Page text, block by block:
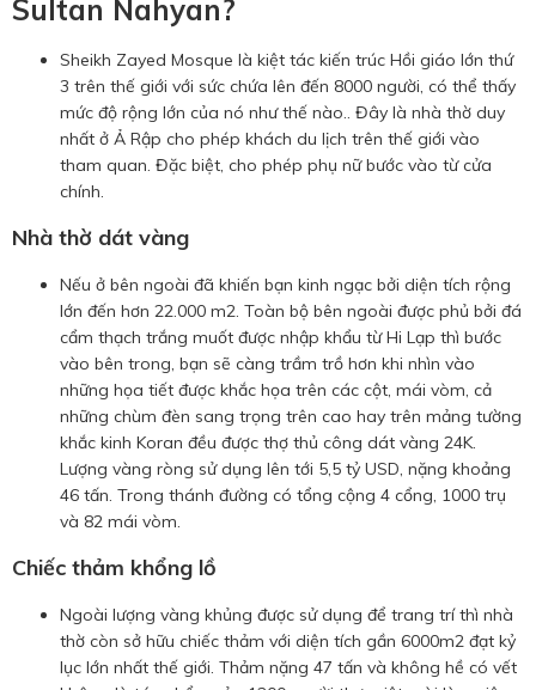
Sultan Nahyan?
Sheikh Zayed Mosque là kiệt tác kiến trúc Hồi giáo lớn thứ
3 trên thế giới với sức chứa lên đến 8000 người, có thể thấy
mức độ rộng lớn của nó như thế nào.. Đây là nhà thờ duy
nhất ở Ả Rập cho phép khách du lịch trên thế giới vào
tham quan. Đặc biệt, cho phép phụ nữ bước vào từ cửa
chính.
Nhà thờ dát vàng
Nếu ở bên ngoài đã khiến bạn kinh ngạc bởi diện tích rộng
lớn đến hơn 22.000 m2. Toàn bộ bên ngoài được phủ bởi đá
cẩm thạch trắng muốt được nhập khẩu từ Hi Lạp thì bước
vào bên trong, bạn sẽ càng trầm trồ hơn khi nhìn vào
những họa tiết được khắc họa trên các cột, mái vòm, cả
những chùm đèn sang trọng trên cao hay trên mảng tường
khắc kinh Koran đều được thợ thủ công dát vàng 24K.
Lượng vàng ròng sử dụng lên tới 5,5 tỷ USD, nặng khoảng
46 tấn. Trong thánh đường có tổng cộng 4 cổng, 1000 trụ
và 82 mái vòm.
Chiếc thảm khổng lồ
Ngoài lượng vàng khủng được sử dụng để trang trí thì nhà
thờ còn sở hữu chiếc thảm với diện tích gần 6000m2 đạt kỷ
lục lớn nhất thế giới. Thảm nặng 47 tấn và không hề có vết